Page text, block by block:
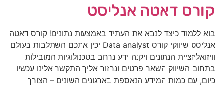
קורס דאטה אנליסט
בוא ללמוד כיצד לנבא את העתיד באמצעות נתונים! קורס דאטה
אנליסט שיווקי קורס Data analyst יכין אתכם השתלבות בעולם
וויזואליזציית הנתונים ויקנה ידע נרחב בטכנולוגיות המובילות
בתחום השיווק השאר פרטים ונחזור אליך התקשר אלינו עכשיו
כיום, עם כמות המידע הנאספת בארגונים השונים – הצורך